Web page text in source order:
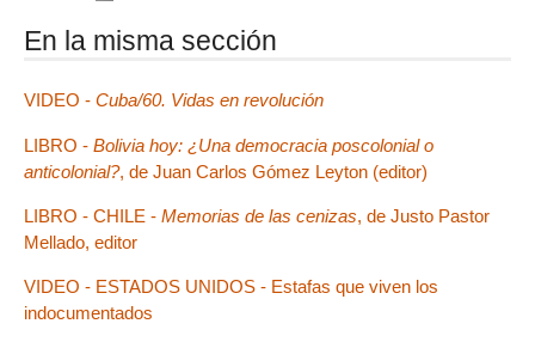
En la misma sección
VIDEO - Cuba/60. Vidas en revolución
LIBRO - Bolivia hoy: ¿Una democracia poscolonial o
anticolonial?, de Juan Carlos Gómez Leyton (editor)
LIBRO - CHILE - Memorias de las cenizas, de Justo Pastor
Mellado, editor
VIDEO - ESTADOS UNIDOS - Estafas que viven los
indocumentados